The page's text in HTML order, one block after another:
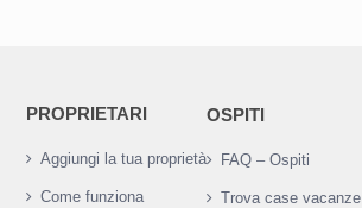
PROPRIETARI
Aggiungi la tua proprietà
Come funziona
OSPITI
FAQ – Ospiti
Trova case vacanze